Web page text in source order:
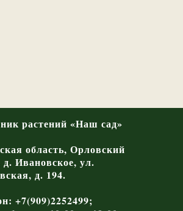
растений «Наш сад»
область, Орловский
д. Ивановское, ул.
д. 194.
+7(909)2252499;